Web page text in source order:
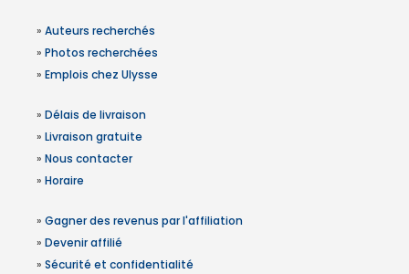
» Auteurs recherchés
» Photos recherchées
» Emplois chez Ulysse
» Délais de livraison
» Livraison gratuite
» Nous contacter
» Horaire
» Gagner des revenus par l'affiliation
» Devenir affilié
» Sécurité et confidentialité